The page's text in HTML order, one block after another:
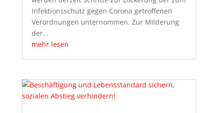
Infektionsschutz gegen Corona getroffenen
Verordnungen unternommen. Zur Milderung
der...
mehr lesen